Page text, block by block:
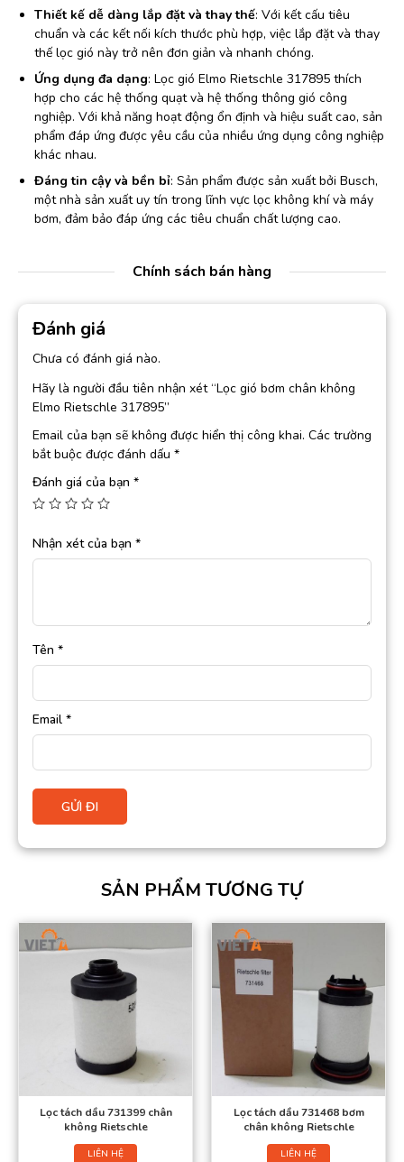
Thiết kế dễ dàng lắp đặt và thay thế: Với kết cấu tiêu
chuẩn và các kết nối kích thước phù hợp, việc lắp đặt và thay
thế lọc gió này trở nên đơn giản và nhanh chóng.
Ứng dụng đa dạng: Lọc gió Elmo Rietschle 317895 thích
hợp cho các hệ thống quạt và hệ thống thông gió công
nghiệp. Với khả năng hoạt động ổn định và hiệu suất cao, sản
phẩm đáp ứng được yêu cầu của nhiều ứng dụng công nghiệp
khác nhau.
Đáng tin cậy và bền bỉ: Sản phẩm được sản xuất bởi Busch,
một nhà sản xuất uy tín trong lĩnh vực lọc không khí và máy
bơm, đảm bảo đáp ứng các tiêu chuẩn chất lượng cao.
Chính sách bán hàng
Đánh giá
Chưa có đánh giá nào.
Hãy là người đầu tiên nhận xét “Lọc gió bơm chân không
Elmo Rietschle 317895”
Email của bạn sẽ không được hiển thị công khai. Các trường
bắt buộc được đánh dấu *
Đánh giá của bạn *
Nhận xét của bạn *
Tên *
Email *
SẢN PHẨM TƯƠNG TỰ
Lọc tách dầu 731399 chân
không Rietschle
LIÊN HỆ
Lọc tách dầu 731468 bơm
chân không Rietschle
LIÊN HỆ